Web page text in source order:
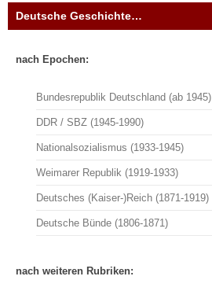
Deutsche Geschichte…
nach Epochen:
Bundesrepublik Deutschland (ab 1945)
DDR / SBZ (1945-1990)
Nationalsozialismus (1933-1945)
Weimarer Republik (1919-1933)
Deutsches (Kaiser-)Reich (1871-1919)
Deutsche Bünde (1806-1871)
nach weiteren Rubriken: